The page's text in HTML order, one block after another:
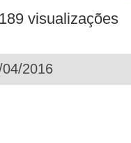
visualizações
2016